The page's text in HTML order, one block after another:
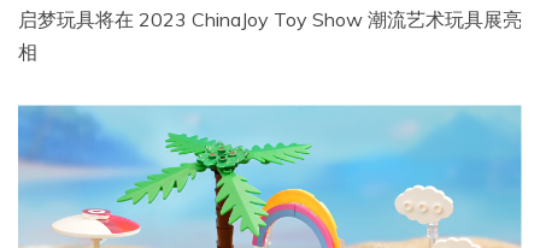
启梦玩具将在 2023 ChinaJoy Toy Show 潮流艺术玩具展亮
相